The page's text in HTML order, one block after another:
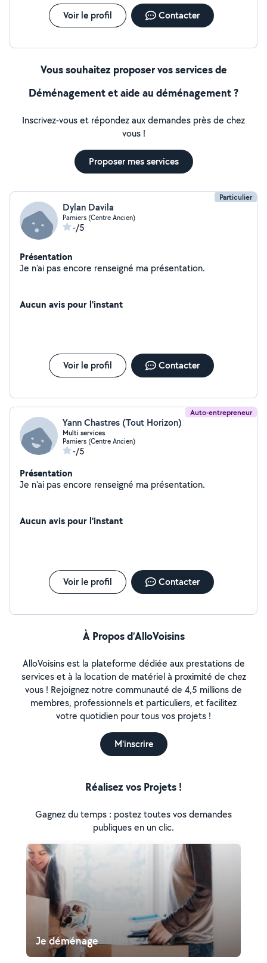
Voir le profil Contacter
Vous souhaitez proposer vos services de
Déménagement et aide au déménagement ?
Inscrivez-vous et répondez aux demandes près de chez
vous !
Proposer mes services
Particulier
Dylan Davila
Pamiers (Centre Ancien)
-/5
Présentation
Je n'ai pas encore renseigné ma présentation.
Aucun avis pour l'instant
Voir le profil Contacter
Auto-entrepreneur
Yann Chastres (Tout Horizon)
Multi services
Pamiers (Centre Ancien)
-/5
Présentation
Je n'ai pas encore renseigné ma présentation.
Aucun avis pour l'instant
Voir le profil Contacter
À Propos d’AlloVoisins
AlloVoisins est la plateforme dédiée aux prestations de
services et à la location de matériel à proximité de chez
vous ! Rejoignez notre communauté de 4,5 millions de
membres, professionnels et particuliers, et facilitez
votre quotidien pour tous vos projets !
M'inscrire
Réalisez vos Projets !
Gagnez du temps : postez toutes vos demandes
publiques en un clic.
Je déménage